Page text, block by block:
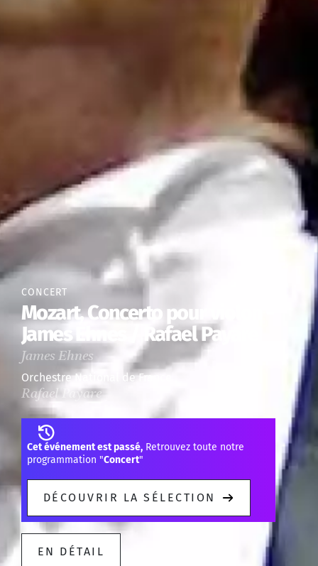
CONCERT
Mozart, Concerto pour violon -
James Ehnes / Rafael Payare
James Ehnes
Orchestre National de France
Rafael Payare
Cet événement est passé, Retrouvez toute notre
programmation "Concert"
DÉCOUVRIR LA SÉLECTION
EN DÉTAIL